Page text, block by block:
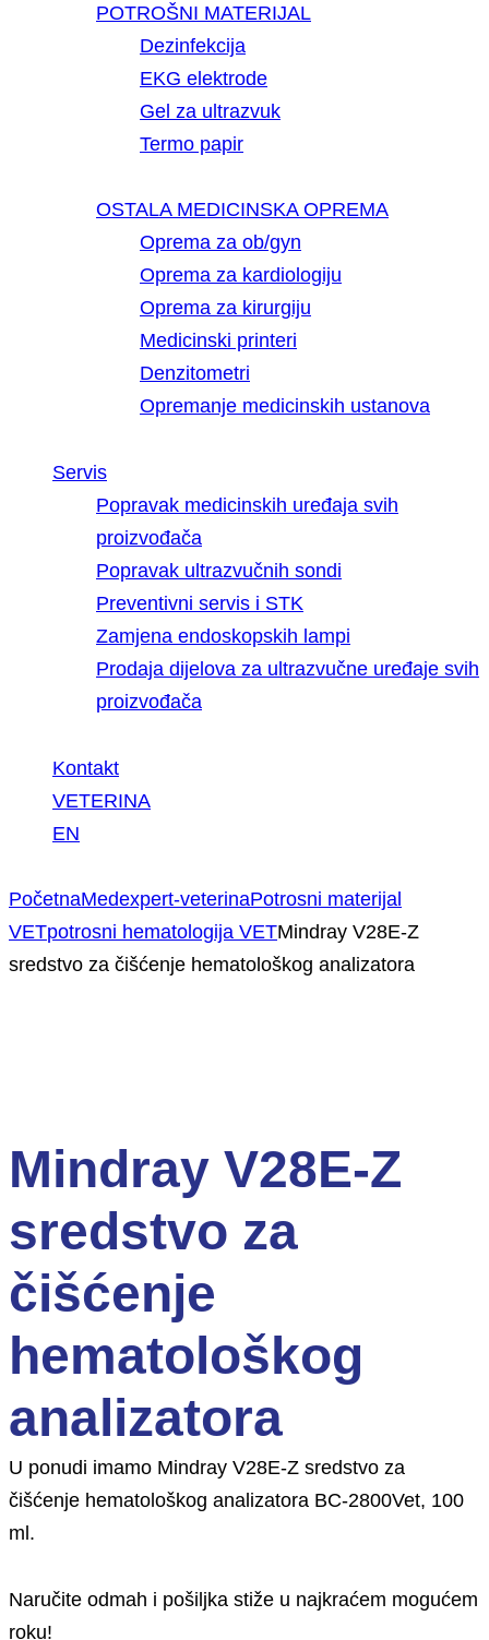
POTROŠNI MATERIJAL
Dezinfekcija
EKG elektrode
Gel za ultrazvuk
Termo papir
OSTALA MEDICINSKA OPREMA
Oprema za ob/gyn
Oprema za kardiologiju
Oprema za kirurgiju
Medicinski printeri
Denzitometri
Opremanje medicinskih ustanova
Servis
Popravak medicinskih uređaja svih
proizvođača
Popravak ultrazvučnih sondi
Preventivni servis i STK
Zamjena endoskopskih lampi
Prodaja dijelova za ultrazvučne uređaje svih
proizvođača
Kontakt
VETERINA
EN
PočetnaMedexpert-veterinaPotrosni materijal
VETpotrosni hematologija VETMindray V28E-Z
sredstvo za čišćenje hematološkog analizatora
Mindray V28E-Z
sredstvo za
čišćenje
hematološkog
analizatora
U ponudi imamo Mindray V28E-Z sredstvo za
čišćenje hematološkog analizatora BC-2800Vet, 100
ml.
Naručite odmah i pošiljka stiže u najkraćem mogućem
roku!